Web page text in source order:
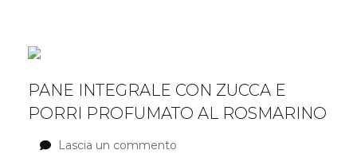
PANE INTEGRALE CON ZUCCA E
PORRI PROFUMATO AL ROSMARINO
Lascia un commento